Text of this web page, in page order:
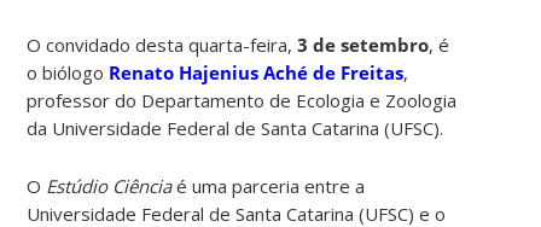
O convidado desta quarta-feira,3 de setembro, é
o biólogo Renato Hajenius Aché de Freitas,
professor do Departamento de Ecologia e Zoologia
da Universidade Federal de Santa Catarina (UFSC).
O Estúdio Ciênciaé uma parceria entre a
Universidade Federal de Santa Catarina (UFSC) e o